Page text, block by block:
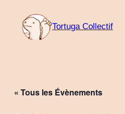
Tortuga Collectif
« Tous les Évènements